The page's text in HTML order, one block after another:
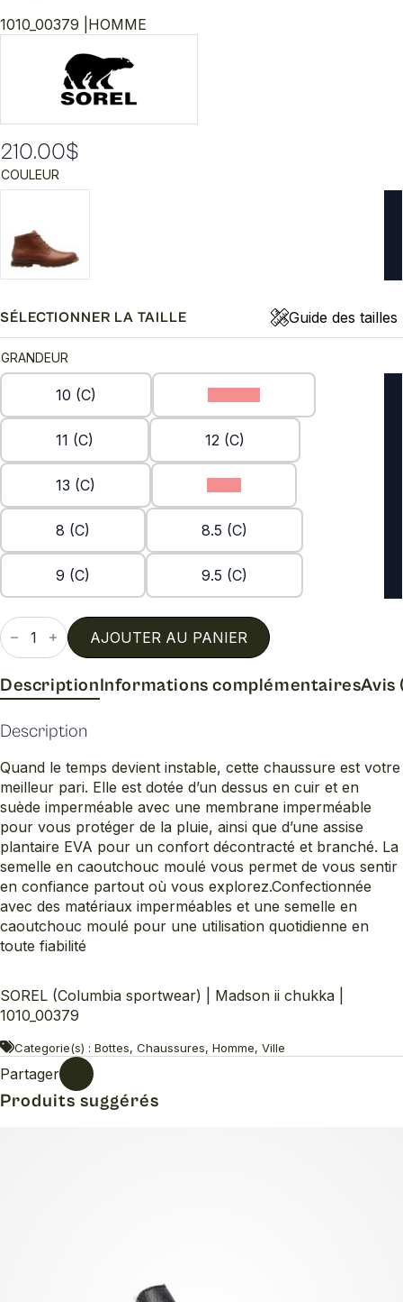
1010_00379 | HOMME
210.00$
COULEUR
SÉLECTIONNER LA TAILLE Guide des tailles
GRANDEUR
10 (C)
11 (C) 12 (C)
13 (C)
8 (C) 8.5 (C)
9 (C) 9.5 (C)
quantité
de
Madson
chukka
AJOUTER AU PANIER
DescriptionInformations complémentairesAvis
Description
Quand le temps devient instable, cette chaussure est votre
meilleur pari. Elle est dotée d’un dessus en cuir et en
suède imperméable avec une membrane imperméable
pour vous protéger de la pluie, ainsi que d’une assise
plantaire EVA pour un confort décontracté et branché. La
semelle en caoutchouc moulé vous permet de vous sentir
en confiance partout où vous explorez.Confectionnée
avec des matériaux imperméables et une semelle en
caoutchouc moulé pour une utilisation quotidienne en
toute fiabilité
SOREL (Columbia sportwear) | Madson ii chukka |
1010_00379
Categorie(s) : Bottes, Chaussures, Homme, Ville
Partager
Produits suggérés